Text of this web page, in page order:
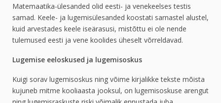
Matemaatika-ülesanded olid eesti- ja venekeelses testis
samad. Keele- ja lugemisülesanded koostati sarnastel alustel,
kuid arvestades keele iseärasusi, mistõttu ei ole nende
tulemused eesti ja vene koolides üheselt võrreldavad.
Lugemise eeloskused ja lugemisoskus
Kuigi sorav lugemisoskus ning võime kirjalikke tekste mõista
kujuneb mitme kooliaasta jooksul, on lugemisoskuse arengut